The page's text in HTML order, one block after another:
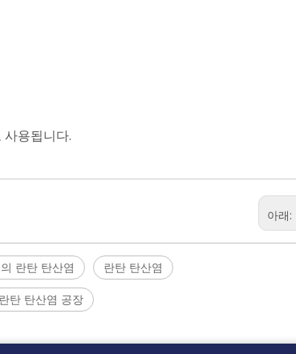
용됩니다.
아래:
란탄 탄산염 란탄 탄산염
란탄 탄산염 공장